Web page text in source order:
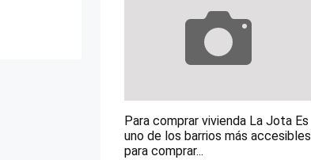
Para comprar vivienda La Jota Es
uno de los barrios más accesibles
para comprar...